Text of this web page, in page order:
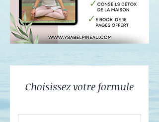
Choisissez votre formule